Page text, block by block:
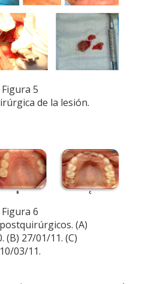
Figura 5
de la lesión.
Figura 6
(A)
(B) 27/01/11. (C)
10/03/11.